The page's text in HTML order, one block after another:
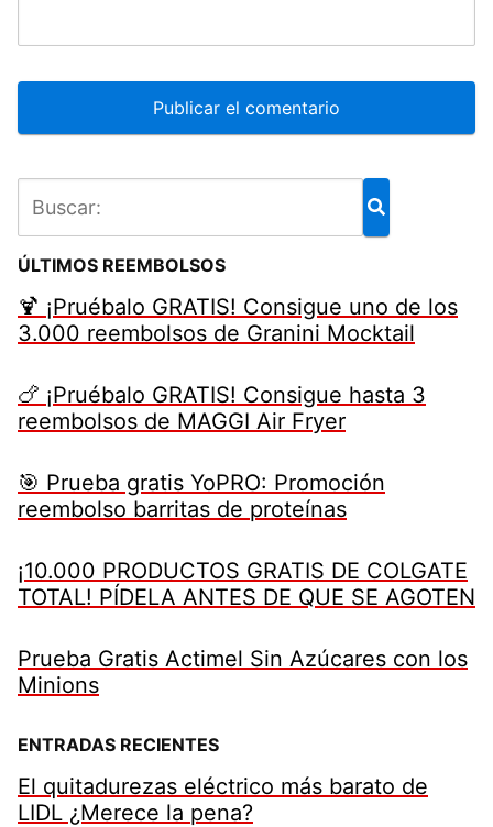
ÚLTIMOS REEMBOLSOS
🍹 ¡Pruébalo GRATIS! Consigue uno de los
3.000 reembolsos de Granini Mocktail
🍗 ¡Pruébalo GRATIS! Consigue hasta 3
reembolsos de MAGGI Air Fryer
🎯 Prueba gratis YoPRO: Promoción
reembolso barritas de proteínas
¡10.000 PRODUCTOS GRATIS DE COLGATE
TOTAL! PÍDELA ANTES DE QUE SE AGOTEN
Prueba Gratis Actimel Sin Azúcares con los
Minions
ENTRADAS RECIENTES
El quitadurezas eléctrico más barato de
LIDL ¿Merece la pena?